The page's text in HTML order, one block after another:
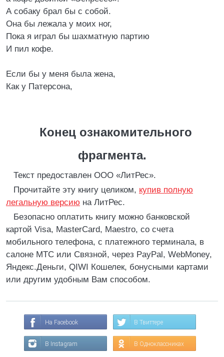
А собаку брал бы с собой.
Она бы лежала у моих ног,
Пока я играл бы шахматную партию
И пил кофе.
Если бы у меня была жена,
Как у Патерсона,
Конец ознакомительного
фрагмента.
Текст предоставлен ООО «ЛитРес».
Прочитайте эту книгу целиком, купив полную
легальную версию на ЛитРес.
Безопасно оплатить книгу можно банковской
картой Visa, MasterCard, Maestro, со счета
мобильного телефона, с платежного терминала, в
салоне МТС или Связной, через PayPal, WebMoney,
Яндекс.Деньги, QIWI Кошелек, бонусными картами
или другим удобным Вам способом.
На Facebook В Твиттере
В Instagram В Одноклассниках